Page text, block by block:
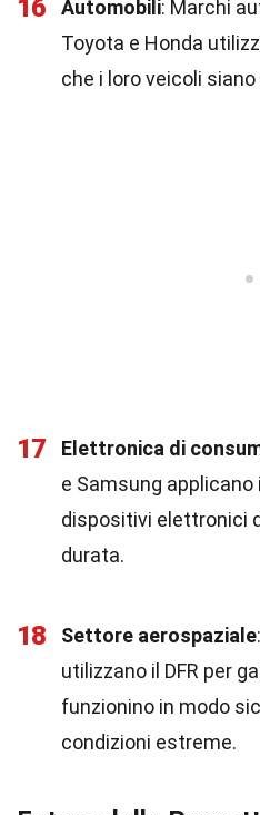
16 Automobili: Marchi
Toyota e Honda
che i loro veicoli
17 Elettronica di
e Samsung applicano
dispositivi elettronici
durata.
18 Settore aerospaziale
utilizzano il DFR per
funzionino in modo
condizioni estreme.